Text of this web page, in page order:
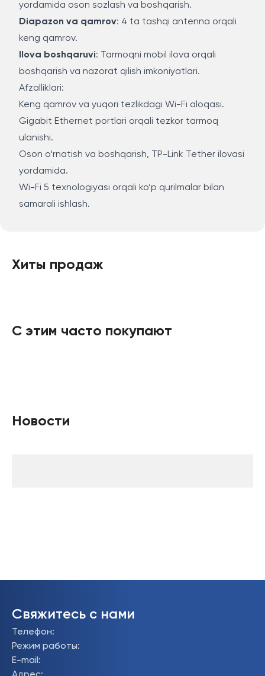
yordamida oson sozlash va boshqarish.
Diapazon va qamrov: 4 ta tashqi antenna orqali
keng qamrov.
Ilova boshqaruvi: Tarmoqni mobil ilova orqali
boshqarish va nazorat qilish imkoniyatlari.
Afzalliklari:
Keng qamrov va yuqori tezlikdagi Wi-Fi aloqasi.
Gigabit Ethernet portlari orqali tezkor tarmoq
ulanishi.
Oson o‘rnatish va boshqarish, TP-Link Tether ilovasi
yordamida.
Wi-Fi 5 texnologiyasi orqali ko‘p qurilmalar bilan
samarali ishlash.
Хиты продаж
С этим часто покупают
Новости
Свяжитесь с нами
Телефон:
Режим работы:
E-mail :